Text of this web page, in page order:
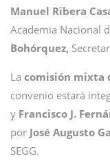
Manuel Ribera
Academia Nacional
Bohórquez,
La comisión mixta
convenio estará
y Francisco J.
por José Augusto
SEGG.